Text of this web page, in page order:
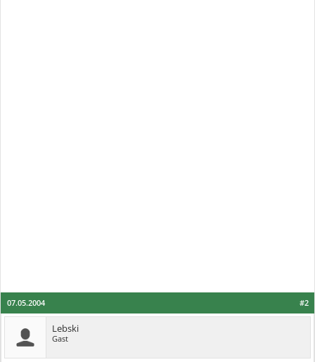
#2
07.05.2004
Lebski
Gast